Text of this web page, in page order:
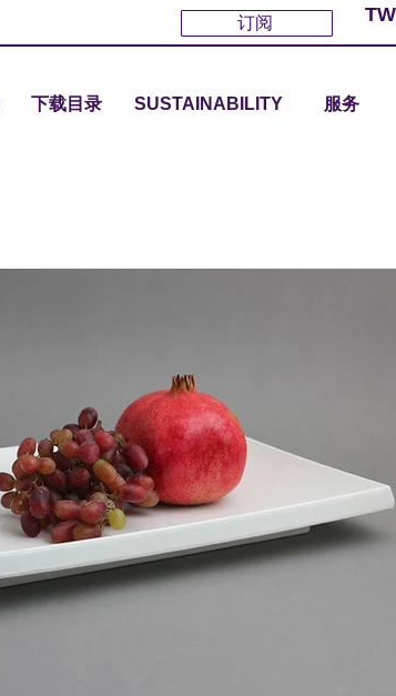
订阅
下载目录 SUSTAINABILITY 服务